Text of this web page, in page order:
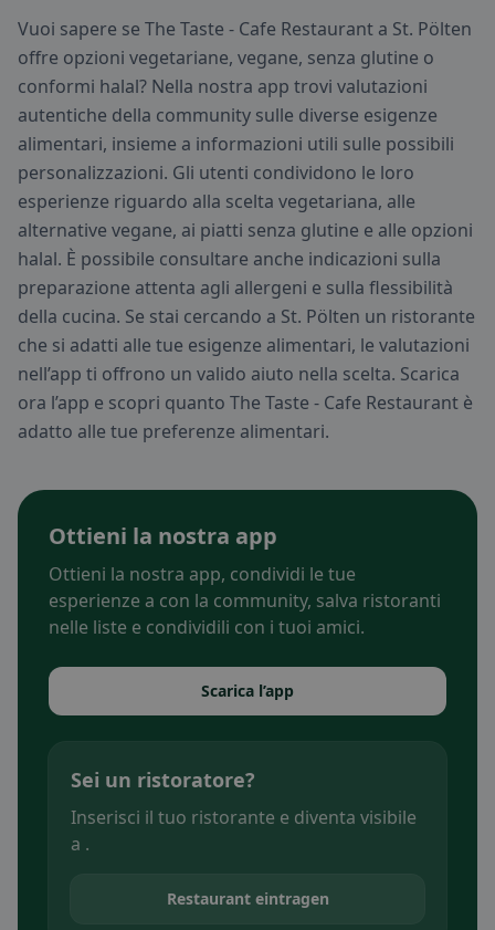
Vuoi sapere se The Taste - Cafe Restaurant a St. Pölten
offre opzioni vegetariane, vegane, senza glutine o
conformi halal? Nella nostra app trovi valutazioni
autentiche della community sulle diverse esigenze
alimentari, insieme a informazioni utili sulle possibili
personalizzazioni. Gli utenti condividono le loro
esperienze riguardo alla scelta vegetariana, alle
alternative vegane, ai piatti senza glutine e alle opzioni
halal. È possibile consultare anche indicazioni sulla
preparazione attenta agli allergeni e sulla flessibilità
della cucina. Se stai cercando a St. Pölten un ristorante
che si adatti alle tue esigenze alimentari, le valutazioni
nell’app ti offrono un valido aiuto nella scelta. Scarica
ora l’app e scopri quanto The Taste - Cafe Restaurant è
adatto alle tue preferenze alimentari.
Ottieni la nostra app
Ottieni la nostra app, condividi le tue
esperienze a con la community, salva ristoranti
nelle liste e condividili con i tuoi amici.
Scarica l’app
Sei un ristoratore?
Inserisci il tuo ristorante e diventa visibile
a .
Restaurant eintragen